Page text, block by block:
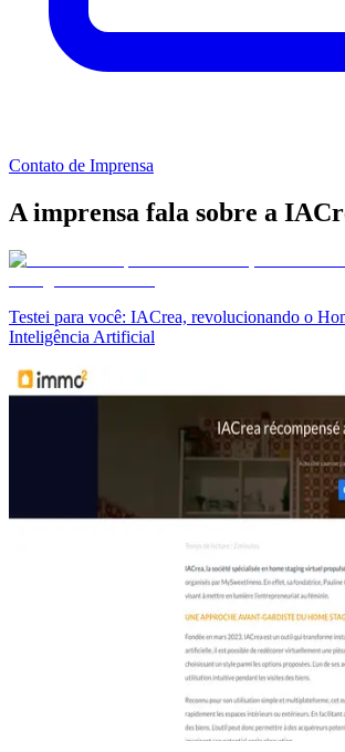
Contato de Imprensa
A imprensa fala sobre a
Testei para você: IACrea, revolucionando o
Inteligência Artificial